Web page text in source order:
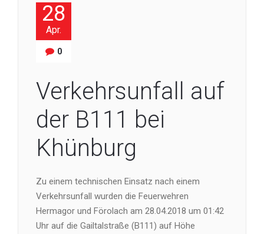
28
Apr.
0
Verkehrsunfall auf
der B111 bei
Khünburg
Zu einem technischen Einsatz nach einem
Verkehrsunfall wurden die Feuerwehren
Hermagor und Förolach am 28.04.2018 um 01:42
Uhr auf die Gailtalstraße (B111) auf Höhe